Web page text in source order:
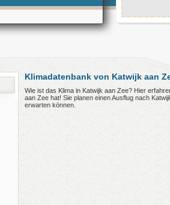
Klimadatenbank von Katwijk aan
Wie ist das Klima in Katwijk aan Zee? Hier
aan Zee hat! Sie planen einen Ausflug nach
erwarten können.